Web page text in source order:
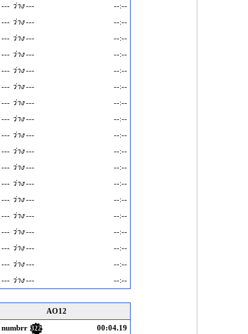
--- ว่าง ---
--:--
--- ว่าง ---
--:--
--- ว่าง ---
--:--
--- ว่าง ---
--:--
--- ว่าง ---
--:--
--- ว่าง ---
--:--
--- ว่าง ---
--:--
--- ว่าง ---
--:--
--- ว่าง ---
--:--
--- ว่าง ---
--:--
--- ว่าง ---
--:--
--- ว่าง ---
--:--
--- ว่าง ---
--:--
--- ว่าง ---
--:--
--- ว่าง ---
--:--
--- ว่าง ---
--:--
--- ว่าง ---
--:--
--- ว่าง --- --:--
AO12
numbrr 322
00:04.19